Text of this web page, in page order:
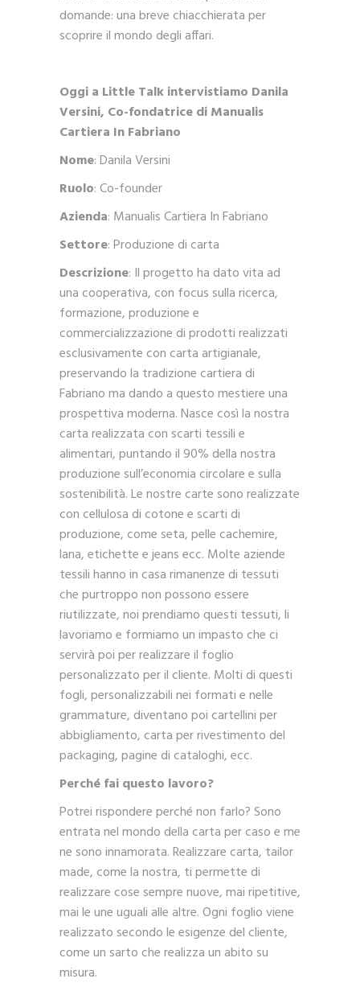
domande: una breve chiacchierata per
scoprire il mondo degli affari.
Oggi a Little Talk intervistiamo Danila
Versini, Co-fondatrice di Manualis
Cartiera In Fabriano
Nome: Danila Versini
Ruolo: Co-founder
Azienda: Manualis Cartiera In Fabriano
Settore: Produzione di carta
Descrizione: Il progetto ha dato vita ad
una cooperativa, con focus sulla ricerca,
formazione, produzione e
commercializzazione di prodotti realizzati
esclusivamente con carta artigianale,
preservando la tradizione cartiera di
Fabriano ma dando a questo mestiere una
prospettiva moderna. Nasce così la nostra
carta realizzata con scarti tessili e
alimentari, puntando il 90% della nostra
produzione sull’economia circolare e sulla
sostenibilità. Le nostre carte sono realizzate
con cellulosa di cotone e scarti di
produzione, come seta, pelle cachemire,
lana, etichette e jeans ecc. Molte aziende
tessili hanno in casa rimanenze di tessuti
che purtroppo non possono essere
riutilizzate, noi prendiamo questi tessuti, li
lavoriamo e formiamo un impasto che ci
servirà poi per realizzare il foglio
personalizzato per il cliente. Molti di questi
fogli, personalizzabili nei formati e nelle
grammature, diventano poi cartellini per
abbigliamento, carta per rivestimento del
packaging, pagine di cataloghi, ecc.
Perché fai questo lavoro?
Potrei rispondere perché non farlo? Sono
entrata nel mondo della carta per caso e me
ne sono innamorata. Realizzare carta, tailor
made, come la nostra, ti permette di
realizzare cose sempre nuove, mai ripetitive,
mai le une uguali alle altre. Ogni foglio viene
realizzato secondo le esigenze del cliente,
come un sarto che realizza un abito su
misura.